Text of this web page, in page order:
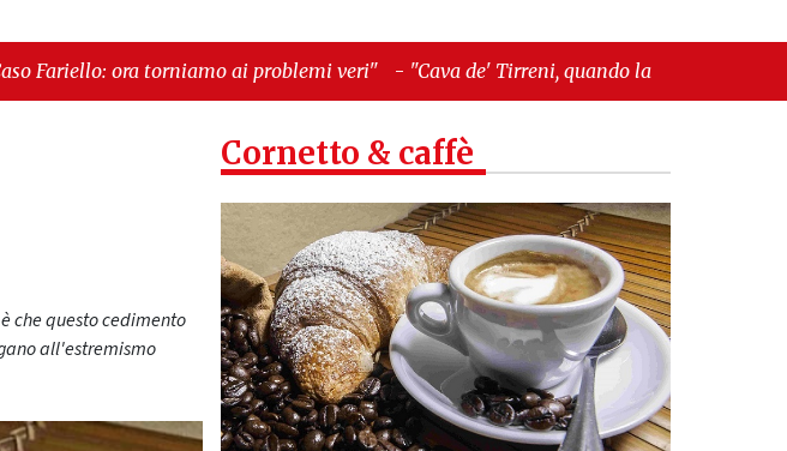
ai problemi veri" -"Cava de' Tirreni, quando la burocrazia dimentica
che questo cedimento
all'estremismo
Cornetto & caffè